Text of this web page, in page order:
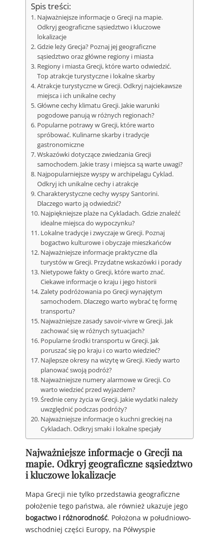
Spis treści:
Najważniejsze informacje o Grecji na mapie.
Odkryj geograficzne sąsiedztwo i kluczowe
lokalizacje
Gdzie leży Grecja? Poznaj jej geograficzne
sąsiedztwo oraz główne regiony i miasta
Regiony i miasta Grecji, które warto odwiedzić.
Top atrakcje turystyczne i lokalne skarby
Atrakcje turystyczne w Grecji. Odkryj najciekawsze
miejsca i ich unikalne cechy
Główne cechy klimatu Grecji. Jakie warunki
pogodowe panują w różnych regionach?
Popularne potrawy w Grecji, które warto
spróbować. Kulinarne skarby i tradycje
gastronomiczne
Wskazówki dotyczące zwiedzania Grecji
samochodem. Jakie trasy i miejsca są warte uwagi?
Najpopularniejsze wyspy w archipelagu Cyklad.
Odkryj ich unikalne cechy i atrakcje
Charakterystyczne cechy wyspy Santorini.
Dlaczego warto ją odwiedzić?
Najpiękniejsze plaże na Cykladach. Gdzie znaleźć
idealne miejsca do wypoczynku?
Lokalne tradycje i zwyczaje w Grecji. Poznaj
bogactwo kulturowe i obyczaje mieszkańców
Najważniejsze informacje praktyczne dla
turystów w Grecji. Przydatne wskazówki i porady
Nietypowe fakty o Grecji, które warto znać.
Ciekawe informacje o kraju i jego historii
Zalety podróżowania po Grecji wynajętym
samochodem. Dlaczego warto wybrać tę formę
transportu?
Najważniejsze zasady savoir-vivre w Grecji. Jak
zachować się w różnych sytuacjach?
Popularne środki transportu w Grecji. Jak
poruszać się po kraju i co warto wiedzieć?
Najlepsze okresy na wizytę w Grecji. Kiedy warto
planować swoją podróż?
Najważniejsze numery alarmowe w Grecji. Co
warto wiedzieć przed wyjazdem?
Średnie ceny życia w Grecji. Jakie wydatki należy
uwzględnić podczas podróży?
Najważniejsze informacje o kuchni greckiej na
Cykladach. Odkryj smaki i lokalne specjały
Najważniejsze informacje o Grecji na
mapie. Odkryj geograficzne sąsiedztwo
i kluczowe lokalizacje
Mapa Grecji nie tylko przedstawia geograficzne
położenie tego państwa, ale również ukazuje jego
bogactwo i różnorodność. Położona w południowo-
wschodniej części Europy, na Półwyspie